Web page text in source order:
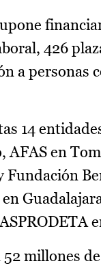
426
a personas
14
AFAS en
Fundación
millones